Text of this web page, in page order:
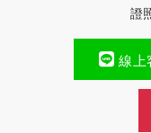
證
線上